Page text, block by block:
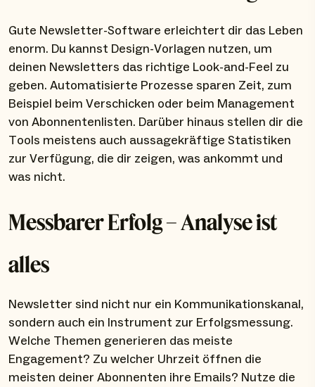
Gute Newsletter-Software erleichtert dir das Leben
enorm. Du kannst Design-Vorlagen nutzen, um
deinen Newsletters das richtige Look-and-Feel zu
geben. Automatisierte Prozesse sparen Zeit, zum
Beispiel beim Verschicken oder beim Management
von Abonnentenlisten. Darüber hinaus stellen dir die
Tools meistens auch aussagekräftige Statistiken
zur Verfügung, die dir zeigen, was ankommt und
was nicht.
Messbarer Erfolg – Analyse ist
alles
Newsletter sind nicht nur ein Kommunikationskanal,
sondern auch ein Instrument zur Erfolgsmessung.
Welche Themen generieren das meiste
Engagement? Zu welcher Uhrzeit öffnen die
meisten deiner Abonnenten ihre Emails? Nutze die